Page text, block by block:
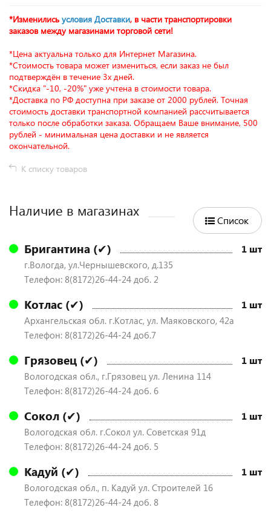
*Изменились условия Доставки, в части транспортировки
заказов между магазинами торговой сети!
*Цена актуальна только для Интернет Магазина.
*Стоимость товара может измениться, если заказ не был
подтверждён в течение 3х дней.
*Скидка "-10, -20%" уже учтена в стоимости товара.
*Доставка по РФ доступна при заказе от 2000 рублей. Точная
стоимость доставки транспортной компанией рассчитывается
только после обработки заказа. Обращаем Ваше внимание, 500
рублей - минимальная цена доставки и не является
окончательной.
К списку товаров
Наличие в магазинах
Список
Бригантина (✔) 1 шт
г.Вологда, ул.Чернышевского, д.135
Телефон: 8(8172)26-44-24 доб. 2
Котлас (✔) 1 шт
Архангельская обл. г.Котлас, ул. Маяковского, 42а
Телефон: 8(8172)26-44-24 доб.7
Грязовец (✔) 1 шт
Вологодская обл., г.Грязовец ул. Ленина 114
Телефон: 8(8172)26-44-24 доб. 6
Сокол (✔) 1 шт
Вологодская обл. г.Сокол ул. Советская 91д
Телефон: 8(8172)26-44-24 доб. 5
Кадуй (✔) 1 шт
Вологодская обл., п. Кадуй ул. Строителей 16
Телефон: 8(8172)26-44-24 доб. 8